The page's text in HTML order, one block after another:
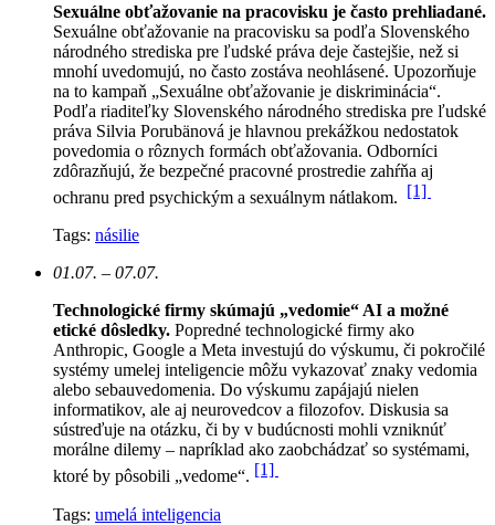
Sexuálne obťažovanie na pracovisku je často prehliadané.
Sexuálne obťažovanie na pracovisku sa podľa Slovenského
národného strediska pre ľudské práva deje častejšie, než si
mnohí uvedomujú, no často zostáva neohlásené. Upozorňuje
na to kampaň „Sexuálne obťažovanie je diskriminácia“.
Podľa riaditeľky Slovenského národného strediska pre ľudské
práva Silvia Porubänová je hlavnou prekážkou nedostatok
povedomia o rôznych formách obťažovania. Odborníci
zdôrazňujú, že bezpečné pracovné prostredie zahŕňa aj
ochranu pred psychickým a sexuálnym nátlakom. [1]
Tags: násilie
01.07. – 07.07.
Technologické firmy skúmajú „vedomie“ AI a možné
etické dôsledky. Popredné technologické firmy ako
Anthropic, Google a Meta investujú do výskumu, či pokročilé
systémy umelej inteligencie môžu vykazovať znaky vedomia
alebo sebauvedomenia. Do výskumu zapájajú nielen
informatikov, ale aj neurovedcov a filozofov. Diskusia sa
sústreďuje na otázku, či by v budúcnosti mohli vzniknúť
morálne dilemy – napríklad ako zaobchádzať so systémami,
ktoré by pôsobili „vedome“. [1]
Tags: umelá inteligencia